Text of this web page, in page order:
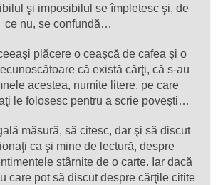
şi imposibilul se împletesc şi, de
ce nu, se confundă…
plăcere o ceaşcă de cafea şi o
că există cărţi, că s-au
acestea, numite litere, pe care
le folosesc pentru a scrie poveşti…
măsură, să citesc, dar şi să discut
ca şi mine de lectură, despre
stârnite de o carte. Iar dacă
care pot să discut despre cărţile citite